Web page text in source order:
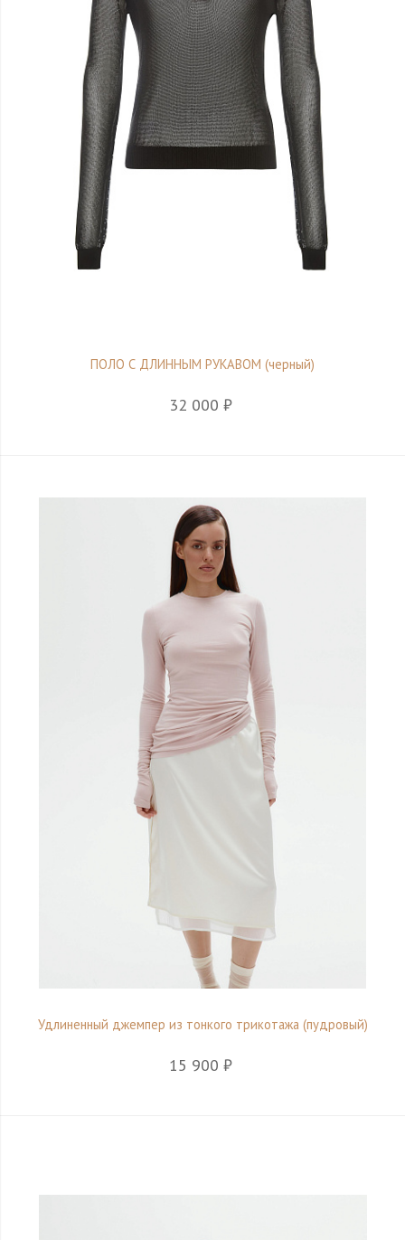
ПОЛО С ДЛИННЫМ РУКАВОМ (черный)
32 000 ₽
Удлиненный джемпер из тонкого трикотажа (пудровый)
15 900 ₽